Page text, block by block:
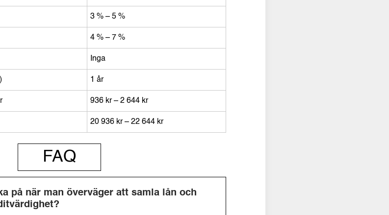
3 % – 5 %
4 % – 7 %
Inga
1 år
936 kr – 2 644 kr
20 936 kr – 22 644 kr
FAQ
på när man överväger att samla lån och